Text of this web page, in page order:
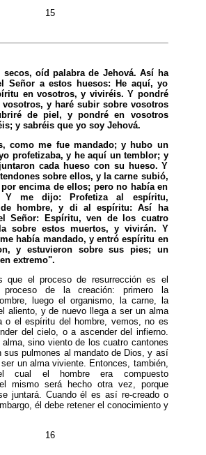
15
secos, oíd palabra de Jehová. Así ha
Señor a estos huesos: He aquí, yo
en vosotros, y viviréis. Y pondré
vosotros, y haré subir sobre vosotros
de piel, y pondré en vosotros
y sabréis que yo soy Jehová.
como me fue mandado; y hubo un
profetizaba, y he aquí un temblor; y
cada hueso con su hueso. Y
sobre ellos, y la carne subió,
encima de ellos; pero no había en
Y me dijo: Profetiza al espíritu,
hombre, y di al espíritu: Así ha
Señor: Espíritu, ven de los cuatro
sobre estos muertos, y vivirán. Y
había mandado, y entró espíritu en
y estuvieron sobre sus pies; un
extremo".
que el proceso de resurrección es el
de la creación: primero la
luego el organismo, la carne, la
aliento, y de nuevo llega a ser un alma
o el espíritu del hombre, vemos, no es
del cielo, o a ascender del infierno.
alma, sino viento de los cuatro cantones
sus pulmones al mandato de Dios, y así
un alma viviente. Entonces, también,
cual el hombre era compuesto
mismo será hecho otra vez, porque
juntará. Cuando él es así re-creado o
él debe retener el conocimiento y
16